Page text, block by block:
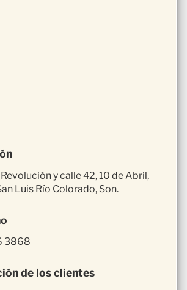
y calle 42, 10 de Abril,
Luis Río Colorado, Son.
3868
de los clientes